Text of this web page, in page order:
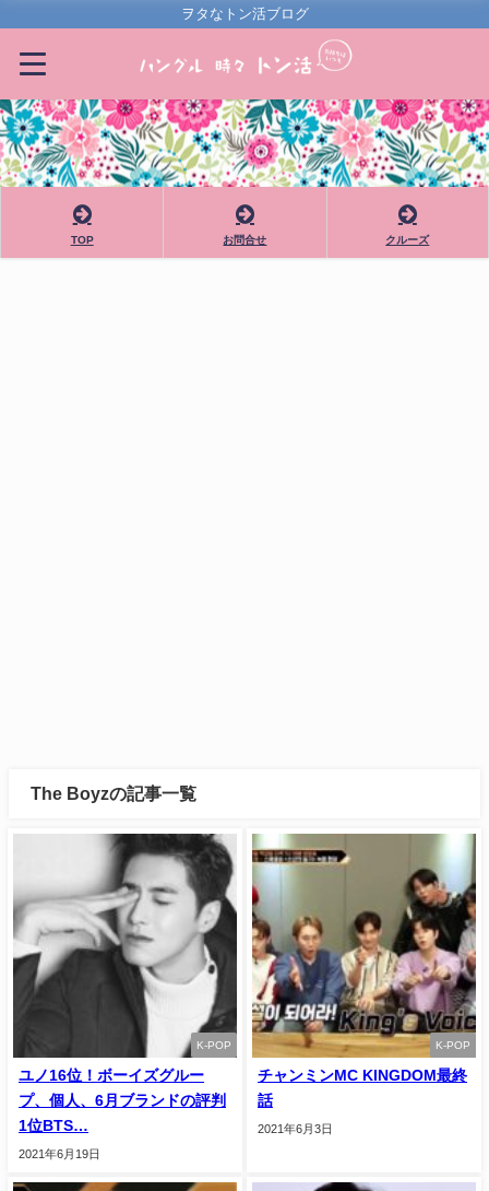
ヲタなトン活ブログ
TOP お問合せ クルーズ
The Boyzの記事一覧
K-POP
ユノ16位！ボーイズグルー
プ、個人、6月ブランドの評判
1位BTS…
2021年6月19日
K-POP
チャンミンMC KINGDOM最終
話
2021年6月3日